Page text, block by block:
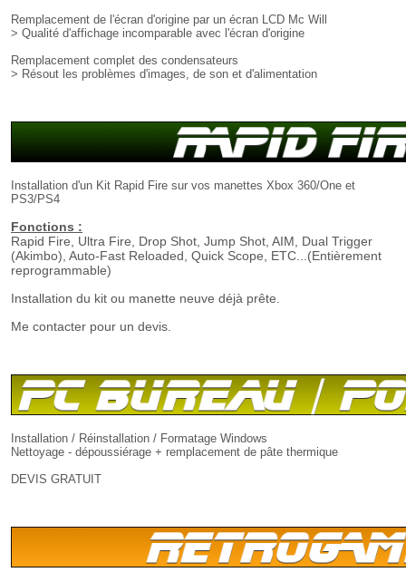
Remplacement de l'écran d'origine par un écran LCD Mc Will
> Qualité d'affichage incomparable avec l'écran d'origine
Remplacement complet des condensateurs
> Résout les problèmes d'images, de son et d'alimentation
Installation d'un Kit Rapid Fire sur vos manettes Xbox 360/One et
PS3/PS4
Fonctions :
Rapid Fire, Ultra Fire, Drop Shot, Jump Shot, AIM, Dual Trigger
(Akimbo), Auto-Fast Reloaded, Quick Scope, ETC...(Entièrement
reprogrammable)
Installation du kit ou manette neuve déjà prête.
Me contacter pour un devis.
Installation / Réinstallation / Formatage Windows
Nettoyage - dépoussiérage + remplacement de pâte thermique
DEVIS GRATUIT